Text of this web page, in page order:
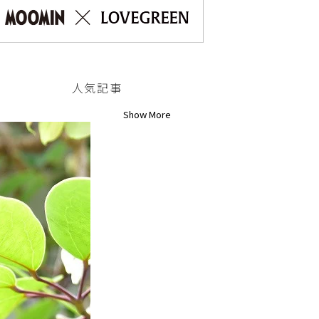
人気記事
Show More